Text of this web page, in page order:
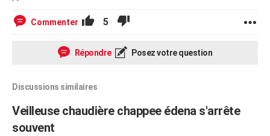
Commenter 5
Répondre Posez votre question
Discussions similaires
Veilleuse chaudière chappee édena s'arrête
souvent